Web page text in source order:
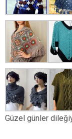
Güzel günler